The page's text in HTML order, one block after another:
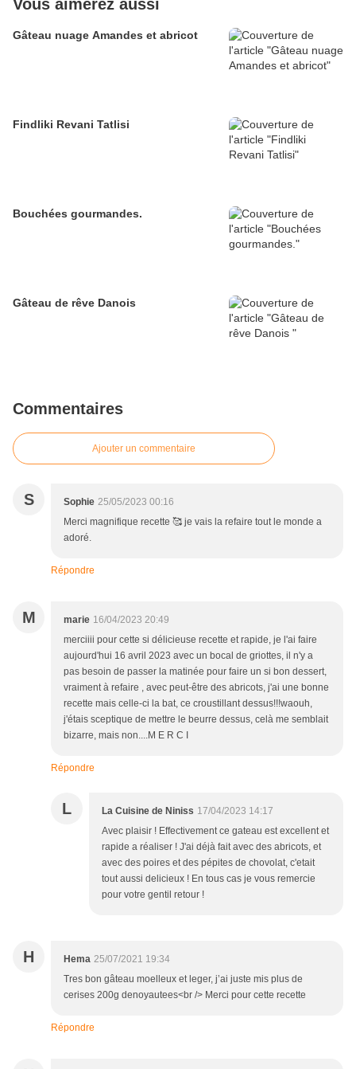
Vous aimerez aussi
Gâteau nuage Amandes et abricot
Findliki Revani Tatlisi
Bouchées gourmandes.
Gâteau de rêve Danois
Commentaires
Ajouter un commentaire
S Sophie 25/05/2023 00:16
Merci magnifique recette 🥰 je vais la refaire tout le monde a
adoré.
Répondre
M marie 16/04/2023 20:49
merciiii pour cette si délicieuse recette et rapide, je l'ai faire
aujourd'hui 16 avril 2023 avec un bocal de griottes, il n'y a
pas besoin de passer la matinée pour faire un si bon dessert,
vraiment à refaire , avec peut-être des abricots, j'ai une bonne
recette mais celle-ci la bat, ce croustillant dessus!!!waouh,
j'étais sceptique de mettre le beurre dessus, celà me semblait
bizarre, mais non....M E R C I
Répondre
L La Cuisine de Niniss 17/04/2023 14:17
Avec plaisir ! Effectivement ce gateau est excellent et
rapide a réaliser ! J'ai déjà fait avec des abricots, et
avec des poires et des pépites de chovolat, c'etait
tout aussi delicieux ! En tous cas je vous remercie
pour votre gentil retour !
H Hema 25/07/2021 19:34
Tres bon gâteau moelleux et leger, j’ai juste mis plus de
cerises 200g denoyautees<br /> Merci pour cette recette
Répondre